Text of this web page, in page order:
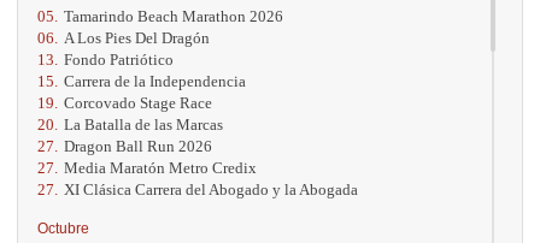
05. Tamarindo Beach Marathon 2026
06.
A Los Pies Del Dragón
13. Fondo Patriótico
15. Carrera de la Independencia
19. Corcovado Stage Race
20. La Batalla de las Marcas
27. Dragon Ball Run 2026
27. Media Maratón Metro Credix
27.
XI Clásica Carrera del Abogado y la Abogada
Octubre